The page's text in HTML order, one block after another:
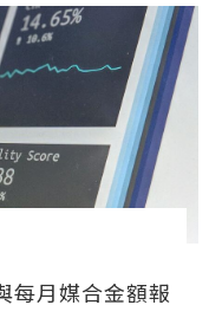
每月媒合金額報